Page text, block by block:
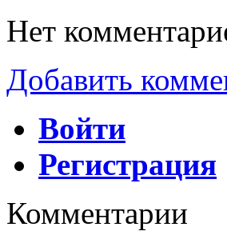
Нет
Добавить
Войти
Регистрация
Комментарии